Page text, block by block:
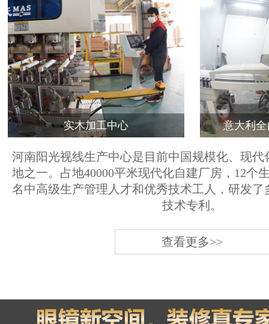
实木加工中心 意大利
河南阳光视线生产中心是目前中国规模化、现代
地之一。占地40000平米现代化自建厂房，12个
名中高级生产管理人才和优秀技术工人，研发了
技术专利。
查看更多>>